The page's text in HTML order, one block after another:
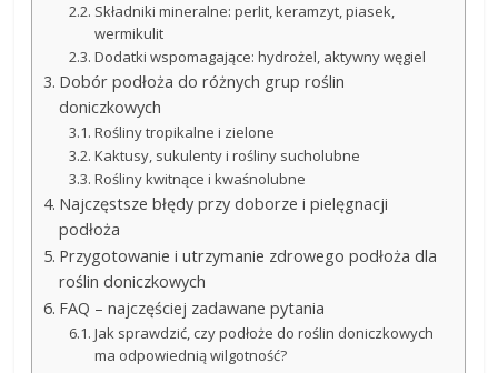
Składniki mineralne: perlit, keramzyt, piasek,
wermikulit
Dodatki wspomagające: hydrożel, aktywny węgiel
Dobór podłoża do różnych grup roślin
doniczkowych
Rośliny tropikalne i zielone
Kaktusy, sukulenty i rośliny sucholubne
Rośliny kwitnące i kwaśnolubne
Najczęstsze błędy przy doborze i pielęgnacji
podłoża
Przygotowanie i utrzymanie zdrowego podłoża dla
roślin doniczkowych
FAQ – najczęściej zadawane pytania
Jak sprawdzić, czy podłoże do roślin doniczkowych
ma odpowiednią wilgotność?